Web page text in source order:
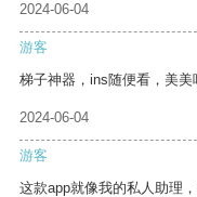
2024-06-04
游客
梯子神器，ins随便看，美美
2024-06-04
游客
这款app就像我的私人助理